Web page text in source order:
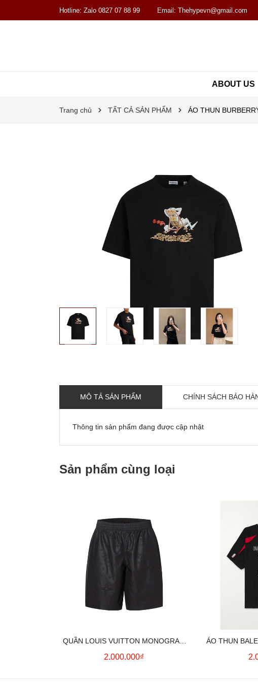
Hotline: Zalo 0827 07 88 99 Email: Thehypevn@gmail.com
ABOUT US
Trang chủ TẤT CẢ SẢN PHẨM ÁO THUN
MÔ TẢ SẢN PHẨM CHÍNH SÁCH BẢO
Thông tin sản phẩm đang được cập nhật
Sản phẩm cùng loại
QUẦN LOUIS VUITTON MONOGRAM
MOIRE JACQUARD SILK SHORTS IN
2.000.000₫
ÁO THUN
COTTON